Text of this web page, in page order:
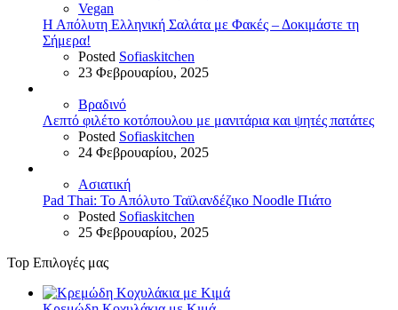
Vegan
Η Απόλυτη Ελληνική Σαλάτα με Φακές – Δοκιμάστε τη
Σήμερα!
Posted Sofiaskitchen
23 Φεβρουαρίου, 2025
Βραδινό
Λεπτό φιλέτο κοτόπουλου με μανιτάρια και ψητές πατάτες
Posted Sofiaskitchen
24 Φεβρουαρίου, 2025
Ασιατική
Pad Thai: Το Απόλυτο Ταϊλανδέζικο Noodle Πιάτο
Posted Sofiaskitchen
25 Φεβρουαρίου, 2025
Top Επιλογές μας